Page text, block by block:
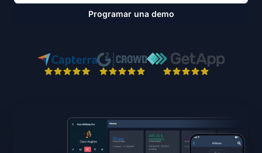
Programar una demo